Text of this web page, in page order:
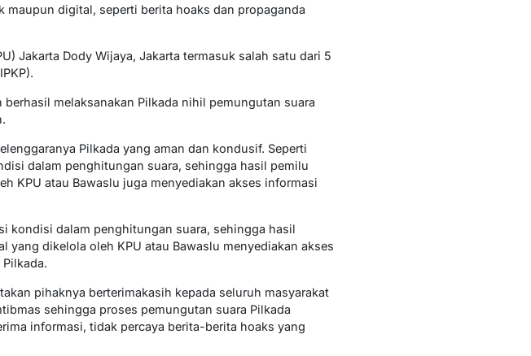
digital, seperti berita hoaks dan propaganda
Jakarta Dody Wijaya, Jakarta termasuk salah satu dari 5
melaksanakan Pilkada nihil pemungutan suara
Pilkada yang aman dan kondusif. Seperti
dalam penghitungan suara, sehingga hasil pemilu
KPU atau Bawaslu juga menyediakan akses informasi
kondisi dalam penghitungan suara, sehingga hasil
dikelola oleh KPU atau Bawaslu menyediakan akses
pihaknya berterimakasih kepada seluruh masyarakat
sehingga proses pemungutan suara Pilkada
informasi, tidak percaya berita-berita hoaks yang